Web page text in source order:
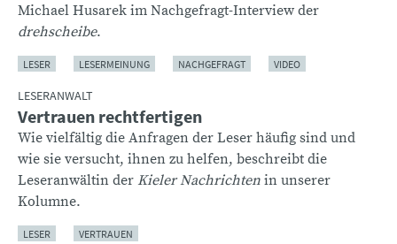
Michael Husarek im Nachgefragt-Interview der
drehscheibe.
LESER LESERMEINUNG NACHGEFRAGT VIDEO
LESERANWALT
Vertrauen rechtfertigen
Wie vielfältig die Anfragen der Leser häufig sind und
wie sie versucht, ihnen zu helfen, beschreibt die
Leseranwältin der Kieler Nachrichten in unserer
Kolumne.
LESER VERTRAUEN